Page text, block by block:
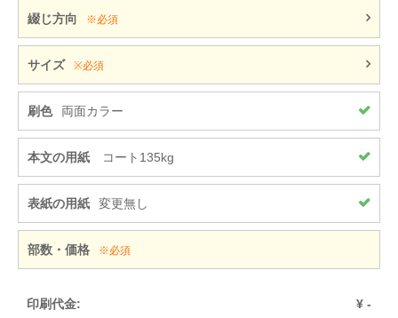
綴じ方向 ※必須
サイズ ※必須
刷色 両面カラー
本文の用紙 コート135kg
表紙の用紙 変更無し
部数・価格 ※必須
印刷代金: ¥ -